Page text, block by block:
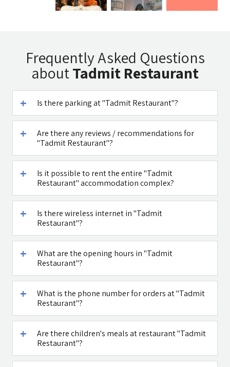
Chinese
Medicine
Restaurant
Caffe Ti - בית
Maga Halomi
(Magic Touch)
- SPA
See all attractions in the region >>
Frequently Asked Questions
aboutTadmit Restaurant
Is there parking at "Tadmit Restaurant"?
Are there any reviews / recommendations for
"Tadmit Restaurant"?
Is it possible to rent the entire "Tadmit
Restaurant" accommodation complex?
Is there wireless internet in "Tadmit
Restaurant"?
What are the opening hours in "Tadmit
Restaurant"?
What is the phone number for orders at "Tadmit
Restaurant"?
Are there children's meals at restaurant "Tadmit
Restaurant"?